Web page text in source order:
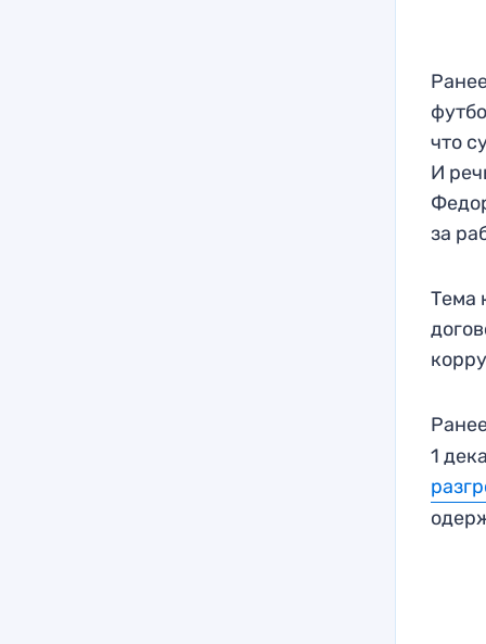
что
И
за
Тема
1